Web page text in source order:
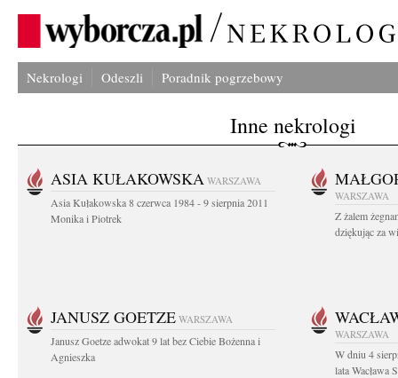
Nekrologi Odeszli Poradnik pogrzebowy
Inne nekrologi
ASIA KUŁAKOWSKA WARSZAWA
Asia Kułakowska 8 czerwca 1984 - 9 sierpnia 2011
Monika i Piotrek
WARSZAWA
Z żalem
dziękując za
JANUSZ GOETZE WARSZAWA
Janusz Goetze adwokat 9 lat bez Ciebie Bożenna i
Agnieszka
WARSZAWA
W dniu 4
lata Wacława